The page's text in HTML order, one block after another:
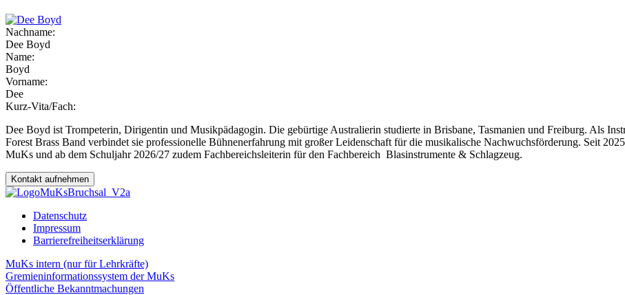
Nachname:
Dee Boyd
Name:
Boyd
Vorname:
Dee
Kurz-Vita/Fach:
Dee Boyd ist Trompeterin, Dirigentin und Musikpädagogin. Die gebürtige Australierin studierte in Brisbane, Tasmanien und Freiburg. Als
Forest Brass Band verbindet sie professionelle Bühnenerfahrung mit großer Leidenschaft für die musikalische Nachwuchsförderung. Seit
MuKs und ab dem Schuljahr 2026/27 zudem Fachbereichsleiterin für den Fachbereich Blasinstrumente & Schlagzeug.
Kontakt aufnehmen
Datenschutz
Impressum
Barrierefreiheitserklärung
MuKs intern (nur für Lehrkräfte)
Gremieninformationssystem der MuKs
Öffentliche Bekanntmachungen